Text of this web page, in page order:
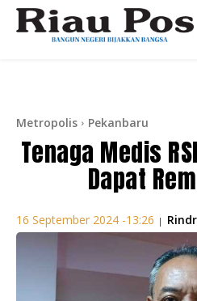
Metropolis Pekanbaru
Tenaga Medis
Dapat
16 September 2024 -13:26 |